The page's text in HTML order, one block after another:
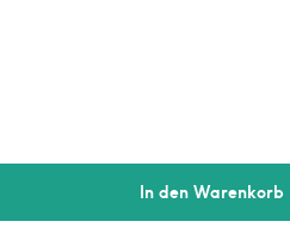
In den Warenkorb